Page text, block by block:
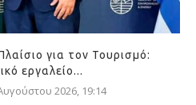
για τον Τουρισμό:
εργαλείο...
2026, 19:14